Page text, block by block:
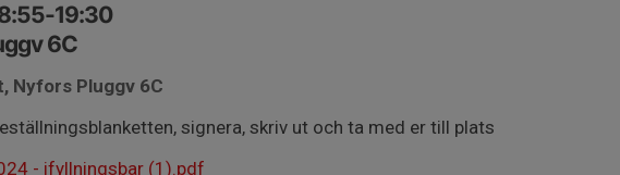
19:30
6C
Nyfors Pluggv 6C
signera, skriv ut och ta med er till plats
- ifyllningsbar (1).pdf